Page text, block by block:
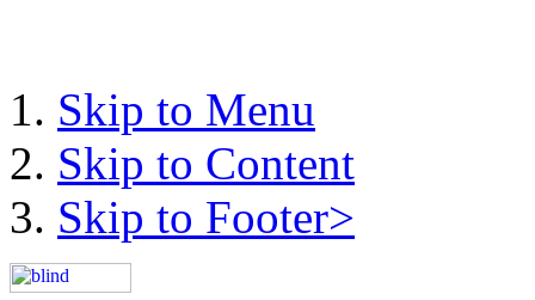
Skip to Menu
Skip to Content
Skip to Footer>